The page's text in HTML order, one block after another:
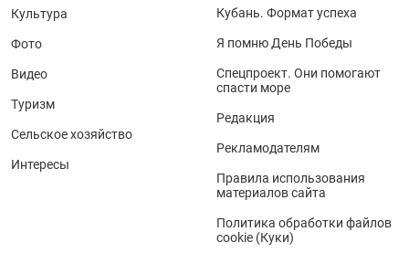
Культура
Фото
Видео
Туризм
Сельское хозяйство
Интересы
Кубань. Формат успеха
Я помню День Победы
Спецпроект. Они помогают
спасти море
Редакция
Рекламодателям
Правила использования
материалов сайта
Политика обработки файлов
cookie (Куки)